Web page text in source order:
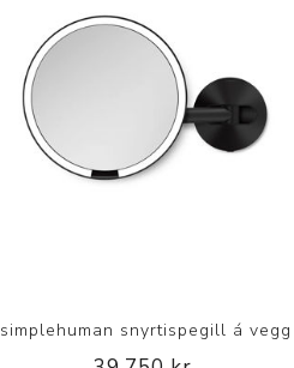
simplehuman snyrtispegill á vegg